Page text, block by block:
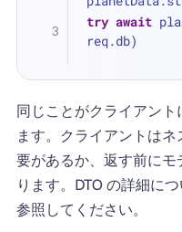
try await
req.db)
同じことがクライアン
ます。クライアントは
要があるか、返す前にモ
ります。DTO の詳細につ
参照してください。